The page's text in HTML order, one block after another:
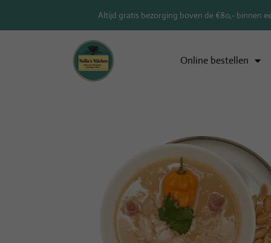
Altijd gratis bezorging boven de €80,- binnen
Online bestellen